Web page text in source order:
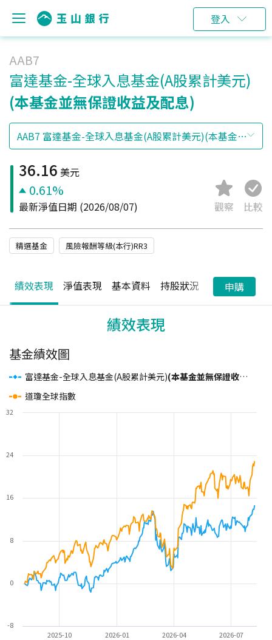
登入
AAB7
富達基金-全球入息基金(A股累計美元)
(本基金並無保證收益及配息)
36.16 美元
0.61%
最新淨值日期 (2026/08/07) 觀察 比較
精選基金 風險報酬等級(本行)RR3
績效表現 淨值表現 基本資料 持股狀況 配息狀況
申購
績效表現
基金績效圖
富達基金-全球入息基金(A股累計美元)(本基金並無保證收益及配息)
道瓊全球指數
2025-10 2026-01 2026-04 2026-07
-8
0
8
16
24
32